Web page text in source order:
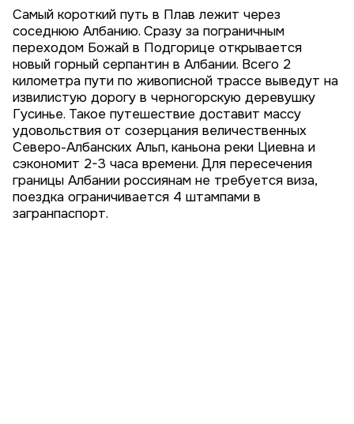
Самый короткий путь в Плав лежит через
соседнюю Албанию. Сразу за пограничным
переходом Божай в Подгорице открывается
новый горный серпантин в Албании. Всего 2
километра пути по живописной трассе выведут на
извилистую дорогу в черногорскую деревушку
Гусинье. Такое путешествие доставит массу
удовольствия от созерцания величественных
Северо-Албанских Альп, каньона реки Циевна и
сэкономит 2-3 часа времени. Для пересечения
границы Албании россиянам не требуется виза,
поездка ограничивается 4 штампами в
загранпаспорт.